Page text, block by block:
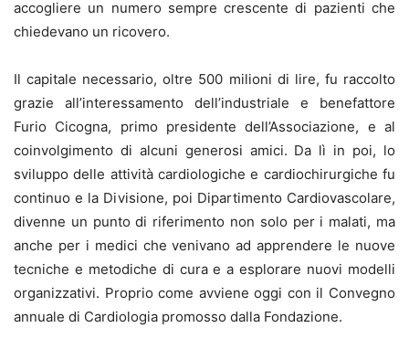
accogliere un numero sempre crescente di pazienti che
chiedevano un ricovero.
Il capitale necessario, oltre 500 milioni di lire, fu raccolto
grazie all’interessamento dell’industriale e benefattore
Furio Cicogna, primo presidente dell’Associazione, e al
coinvolgimento di alcuni generosi amici. Da lì in poi, lo
sviluppo delle attività cardiologiche e cardiochirurgiche fu
continuo e la Divisione, poi Dipartimento Cardiovascolare,
divenne un punto di riferimento non solo per i malati, ma
anche per i medici che venivano ad apprendere le nuove
tecniche e metodiche di cura e a esplorare nuovi modelli
organizzativi. Proprio come avviene oggi con il Convegno
annuale di Cardiologia promosso dalla Fondazione.